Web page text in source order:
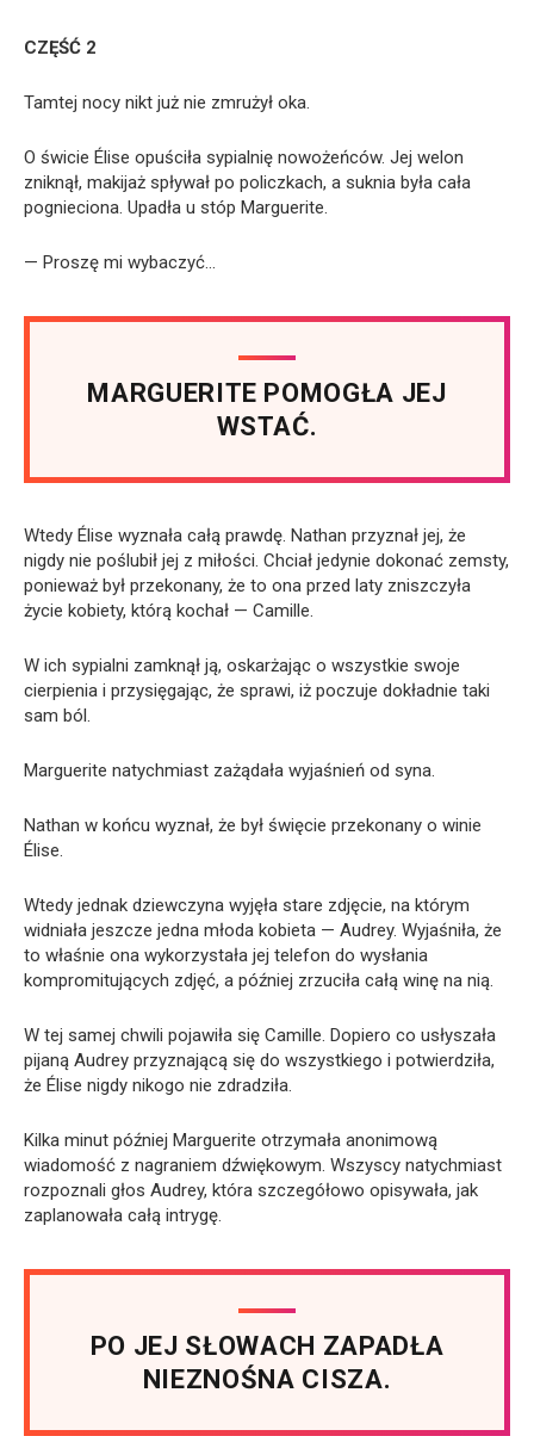
CZĘŚĆ 2
Tamtej nocy nikt już nie zmrużył oka.
O świcie Élise opuściła sypialnię nowożeńców. Jej welon
zniknął, makijaż spływał po policzkach, a suknia była cała
pognieciona. Upadła u stóp Marguerite.
— Proszę mi wybaczyć…
MARGUERITE POMOGŁA JEJ
WSTAĆ.
Wtedy Élise wyznała całą prawdę. Nathan przyznał jej, że
nigdy nie poślubił jej z miłości. Chciał jedynie dokonać zemsty,
ponieważ był przekonany, że to ona przed laty zniszczyła
życie kobiety, którą kochał — Camille.
W ich sypialni zamknął ją, oskarżając o wszystkie swoje
cierpienia i przysięgając, że sprawi, iż poczuje dokładnie taki
sam ból.
Marguerite natychmiast zażądała wyjaśnień od syna.
Nathan w końcu wyznał, że był święcie przekonany o winie
Élise.
Wtedy jednak dziewczyna wyjęła stare zdjęcie, na którym
widniała jeszcze jedna młoda kobieta — Audrey. Wyjaśniła, że
to właśnie ona wykorzystała jej telefon do wysłania
kompromitujących zdjęć, a później zrzuciła całą winę na nią.
W tej samej chwili pojawiła się Camille. Dopiero co usłyszała
pijaną Audrey przyznającą się do wszystkiego i potwierdziła,
że Élise nigdy nikogo nie zdradziła.
Kilka minut później Marguerite otrzymała anonimową
wiadomość z nagraniem dźwiękowym. Wszyscy natychmiast
rozpoznali głos Audrey, która szczegółowo opisywała, jak
zaplanowała całą intrygę.
PO JEJ SŁOWACH ZAPADŁA
NIEZNOŚNA CISZA.